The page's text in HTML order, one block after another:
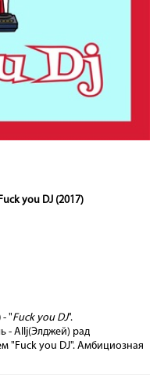
you DJ (2017)
- "Fuck you DJ".
- Allj(Элджей) рад
"Fuck you DJ". Амбициозная